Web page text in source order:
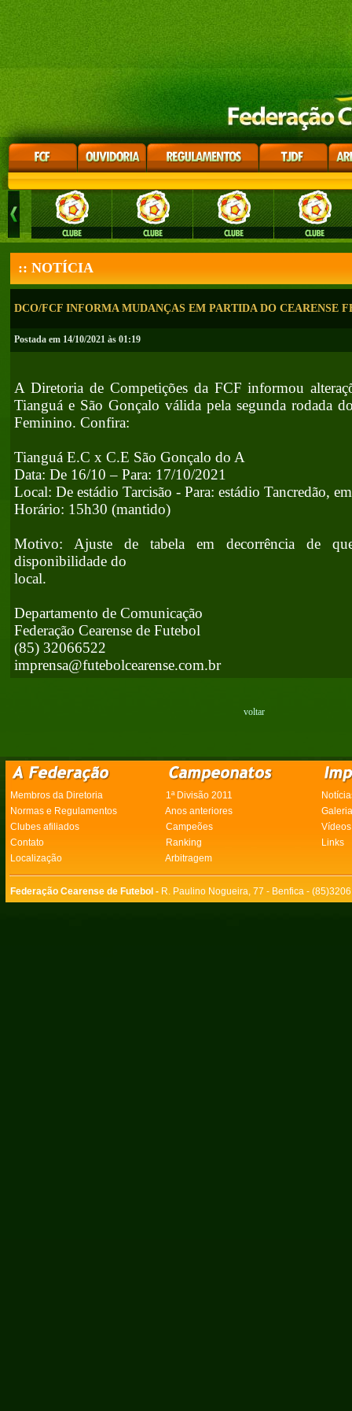
:: NOTÍCIA
DCO/FCF INFORMA MUDANÇAS EM PARTIDA DO CEARENSE
Postada em 14/10/2021 às 01:19
A Diretoria de Competições da FCF informou
Tianguá e São Gonçalo válida pela segunda rodada
Feminino. Confira:
Tianguá E.C x C.E São Gonçalo do A
Data: De 16/10 – Para: 17/10/2021
Local: De estádio Tarcisão - Para: estádio Tancredão,
Horário: 15h30 (mantido)
Motivo: Ajuste de tabela em decorrência de
disponibilidade do
local.
Departamento de Comunicação
Federação Cearense de Futebol
(85) 32066522
imprensa@futebolcearense.com.br
voltar
Membros da Diretoria 1ª Divisão 2011
Normas e Regulamentos
Anos anteriores
Clubes afiliados
Campeões
Vídeos
Contato
Ranking
Links
Localização
Arbitragem
Federação Cearense de Futebol - R. Paulino Nogueira, 77 - Benfica -